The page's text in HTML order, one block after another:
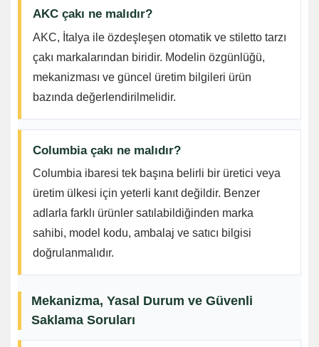
AKC çakı ne malıdır?
AKC, İtalya ile özdeşleşen otomatik ve stiletto tarzı
çakı markalarından biridir. Modelin özgünlüğü,
mekanizması ve güncel üretim bilgileri ürün
bazında değerlendirilmelidir.
Columbia çakı ne malıdır?
Columbia ibaresi tek başına belirli bir üretici veya
üretim ülkesi için yeterli kanıt değildir. Benzer
adlarla farklı ürünler satılabildiğinden marka
sahibi, model kodu, ambalaj ve satıcı bilgisi
doğrulanmalıdır.
Mekanizma, Yasal Durum ve Güvenli
Saklama Soruları